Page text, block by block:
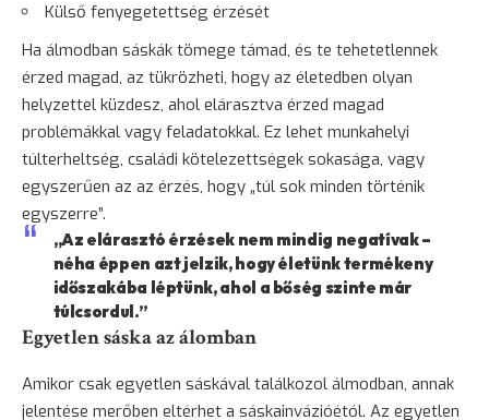
Külső fenyegetettség érzését
Ha álmodban sáskák tömege támad, és te tehetetlennek
érzed magad, az tükrözheti, hogy az életedben olyan
helyzettel küzdesz, ahol elárasztva érzed magad
problémákkal vagy feladatokkal. Ez lehet munkahelyi
túlterheltség, családi kötelezettségek sokasága, vagy
egyszerűen az az érzés, hogy „túl sok minden történik
egyszerre”.
„Az elárasztó érzések nem mindig negatívak –
néha éppen azt jelzik, hogy életünk termékeny
időszakába léptünk, ahol a bőség szinte már
túlcsordul.”
Egyetlen sáska az álomban
Amikor csak egyetlen sáskával találkozol álmodban, annak
jelentése merőben eltérhet a sáskainvázióétól. Az egyetlen